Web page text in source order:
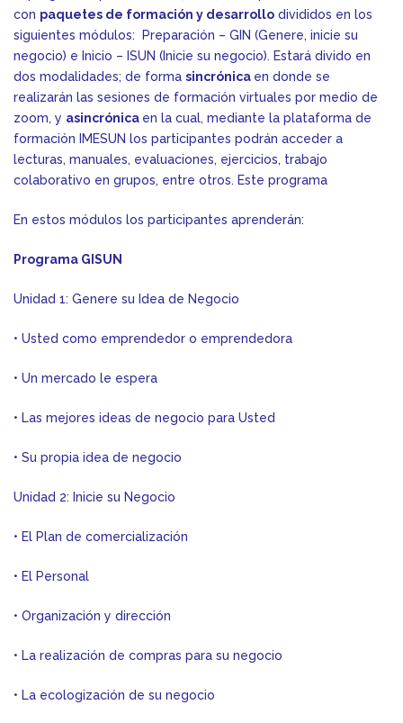
con paquetes de formación y desarrollo divididos en los
siguientes módulos: Preparación – GIN (Genere, inicie su
negocio) e Inicio – ISUN (Inicie su negocio). Estará divido en
dos modalidades; de forma sincrónica en donde se
realizarán las sesiones de formación virtuales por medio de
zoom, y asincrónica en la cual, mediante la plataforma de
formación IMESUN los participantes podrán acceder a
lecturas, manuales, evaluaciones, ejercicios, trabajo
colaborativo en grupos, entre otros. Este programa
En estos módulos los participantes aprenderán:
Programa GISUN
Unidad 1: Genere su Idea de Negocio
• Usted como emprendedor o emprendedora
• Un mercado le espera
• Las mejores ideas de negocio para Usted
• Su propia idea de negocio
Unidad 2: Inicie su Negocio
• El Plan de comercialización
• El Personal
• Organización y dirección
• La realización de compras para su negocio
• La ecologización de su negocio